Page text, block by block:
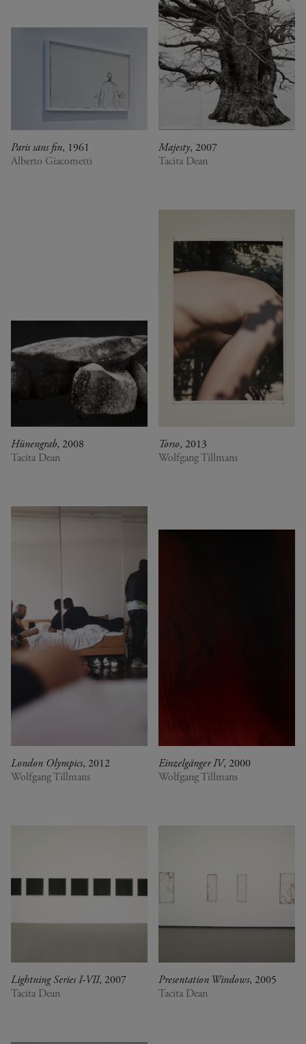
Paris sans fin, 1961
Alberto Giacometti
Majesty, 2007
Tacita Dean
Hünengrab, 2008
Tacita Dean
Torso, 2013
Wolfgang Tillmans
London Olympics, 2012
Wolfgang Tillmans
Einzelgänger IV, 2000
Wolfgang Tillmans
Lightning Series I-VII, 2007
Tacita Dean
Presentation Windows, 2005
Tacita Dean